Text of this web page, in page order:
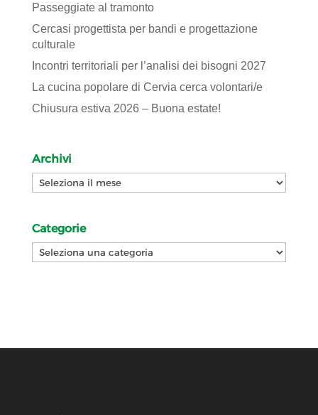
Passeggiate al tramonto
Cercasi progettista per bandi e progettazione
culturale
Incontri territoriali per l’analisi dei bisogni 2027
La cucina popolare di Cervia cerca volontari/e
Chiusura estiva 2026 – Buona estate!
Archivi
Archivi
Categorie
Categorie